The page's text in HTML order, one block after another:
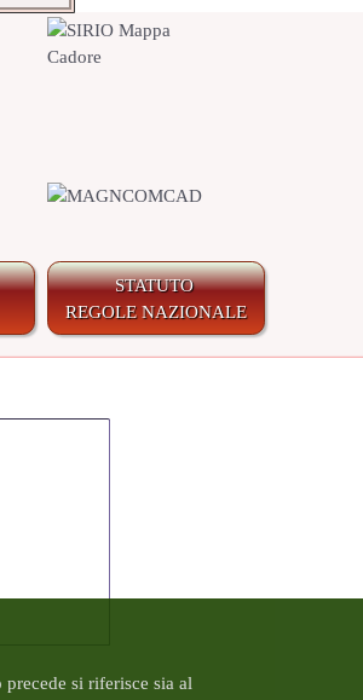
STATUTO
REGOLE NAZIONALE
si riferisce sia al